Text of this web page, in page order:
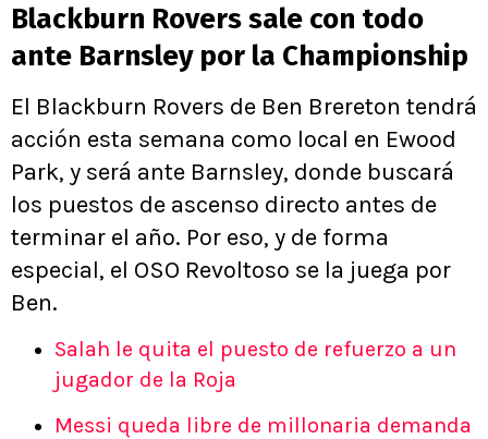
Blackburn Rovers sale con todo
ante Barnsley por la Championship
El Blackburn Rovers de Ben Brereton tendrá
acción esta semana como local en Ewood
Park, y será ante Barnsley, donde buscará
los puestos de ascenso directo antes de
terminar el año. Por eso, y de forma
especial, el OSO Revoltoso se la juega por
Ben.
Salah le quita el puesto de refuerzo a un
jugador de la Roja
Messi queda libre de millonaria demanda